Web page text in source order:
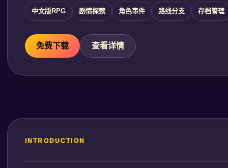
中文版RPG 剧情探索 角色事件 路线分支 存档管理
免费下载 查看详情
INTRODUCTION